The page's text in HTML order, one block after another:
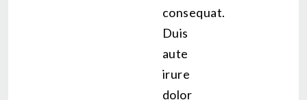
consequat.
Duis
aute
irure
dolor